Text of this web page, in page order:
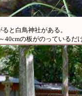
と白鳥神社がある。
40cmの板がのっているだ